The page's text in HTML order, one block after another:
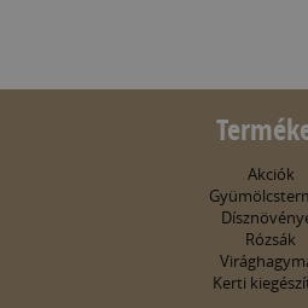
Akciók
Rózsák
Kerti